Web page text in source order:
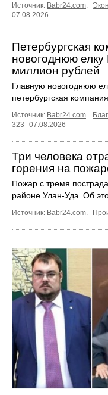
Источник: Babr24.com
07.08.2026
Петербургская
новогоднюю елку
миллион рублей
Главную новогоднюю
петербургская компания.
Источник: Babr24.com.
323
07.08.2026
Три человека
горения на
Пожар с тремя
районе Улан-Удэ. Об
Источник: Babr24.com.